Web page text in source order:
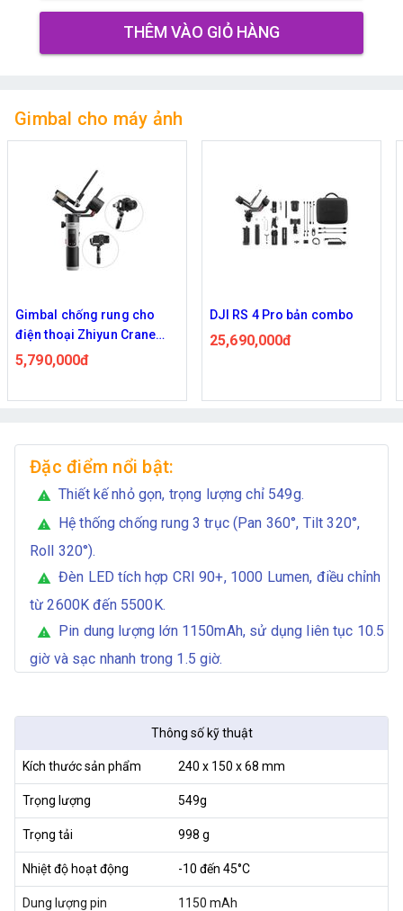
THÊM VÀO GIỎ HÀNG
Gimbal cho máy ảnh
DJI RS 4 Pro bản combo
25,690,000đ
Gimbal chống rung 4 trong
1 Hohem iSteady MT2
Đặc điểm nổi bật:
warning Thiết kế nhỏ gọn, trọng lượng chỉ 549g.
warning
Hệ thống chống rung 3 trục (Pan 360°, Tilt 320°,
Roll 320°).
warning
Đèn LED tích hợp CRI 90+, 1000 Lumen, điều chỉnh
từ 2600K đến 5500K.
warning
Pin dung lượng lớn 1150mAh, sử dụng liên tục 10.5
giờ và sạc nhanh trong 1.5 giờ.
Thông số kỹ thuật
Kích thước sản phẩm 240 x 150 x 68 mm
Trọng lượng 549g
Trọng tải 998 g
Nhiệt độ hoạt động -10 đến 45°C
Dung lượng pin 1150 mAh